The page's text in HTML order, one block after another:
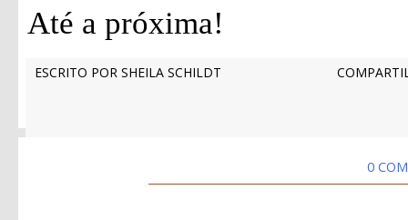
Até a próxima!
ESCRITO POR SHEILA SCHILDT
0